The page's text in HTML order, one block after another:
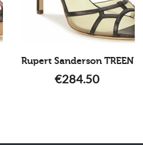
Rupert Sanderson TREEN
€284.50